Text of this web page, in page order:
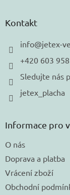
Kontakt
info@jetex-
+420 603
Sledujte nás
jetex_placha
Informace pro
O nás
Doprava a platba
Vrácení zboží
Obchodní